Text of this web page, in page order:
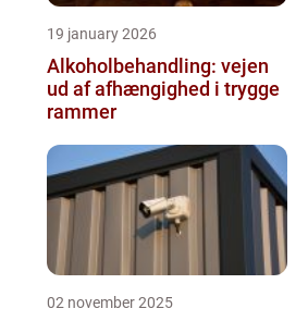
19 january 2026
Alkoholbehandling: vejen
ud af afhængighed i trygge
rammer
02 november 2025